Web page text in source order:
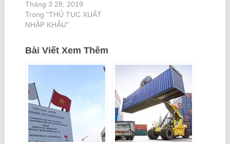
Tháng 3 28, 2019
Trong "THỦ TỤC XUẤT
NHẬP KHẨU"
Bài Viết Xem Thêm